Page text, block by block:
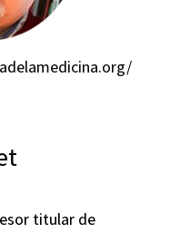
titular de